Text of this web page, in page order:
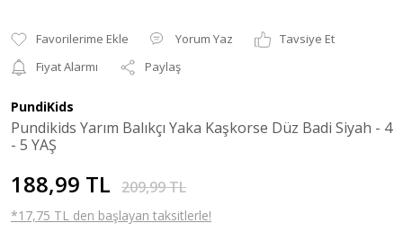
Yorum Yaz
Tavsiye Et
Fiyat Alarmı
Paylaş
PundiKids
Pundikids Yarım Balıkçı Yaka Kaşkorse Düz Badi Siyah - 4
- 5 YAŞ
188,99 TL 209,99 TL
*17,75 TL den başlayan taksitlerle!